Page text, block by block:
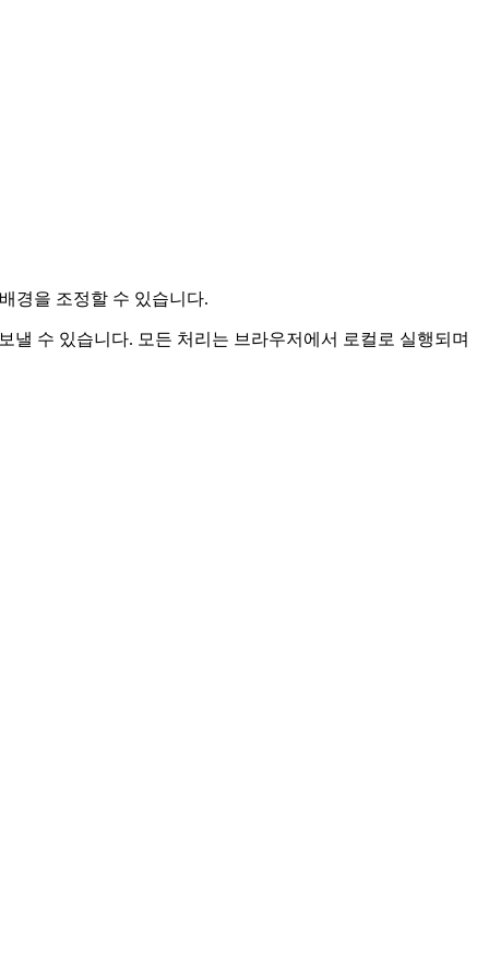
경을 조정할 수 있습니다.
낼 수 있습니다. 모든 처리는 브라우저에서 로컬로 실행되며